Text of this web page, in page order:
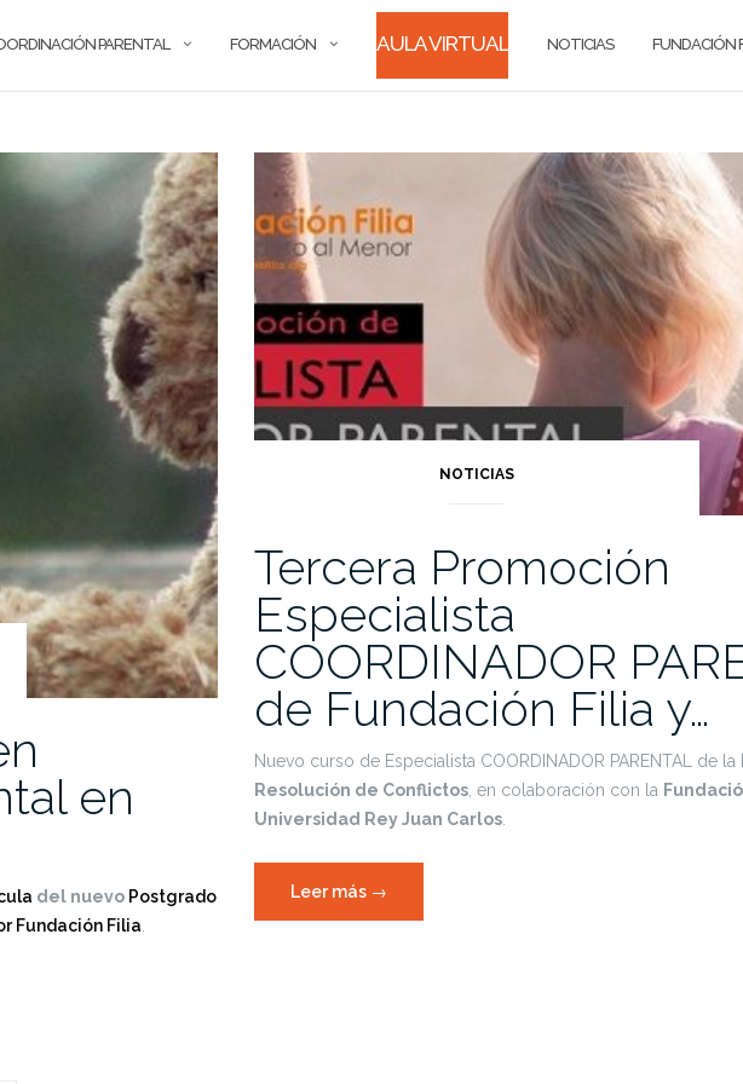
PARENTAL FORMACIÓN AULA VIRTUAL NOTICIAS FUNDACIÓN
en
del nuevo Postgrado
Fundación Filia
NOTICIAS
Tercera Promoción
Especialista
COORDINADOR
de Fundación Filia y…
Nuevo curso de Especialista COORDINADOR PARENTAL de la
Resolución de Conflictos, en colaboración con la
Universidad Rey Juan Carlos.
Leer más «Tercera
Promoción
→